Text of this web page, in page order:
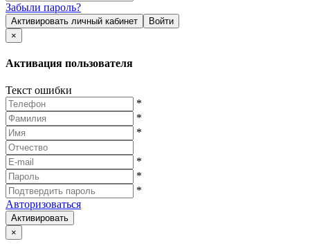
Забыли пароль?
Активировать личный кабинет
Войти
×
Активация пользователя
Текст ошибки
*
*
*
*
*
*
Авторизоваться
Активировать
×